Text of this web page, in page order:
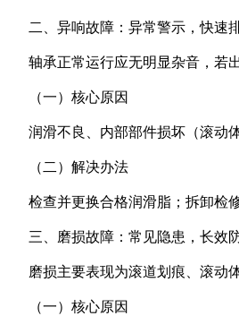
二、异响故障：异常警示，快速
轴承正常运行应无明显杂音，若
（一）核心原因
润滑不良、内部部件损坏（滚动
（二）解决办法
检查并更换合格润滑脂；拆卸检
三、磨损故障：常见隐患，长效
磨损主要表现为滚道划痕、滚动
（一）核心原因